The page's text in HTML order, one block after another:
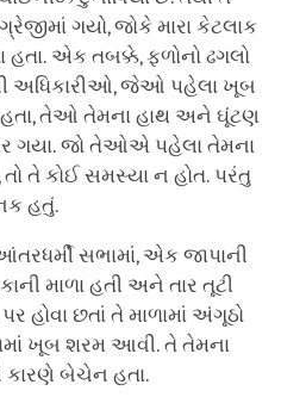
ગયો, જોકે મારા કેટલાક
એક તબક્કે, ફળોનો ઢગલો
અધિકારીઓ, જેઓ પહેલા ખૂબ
તેઓ તેમના હાથ અને ઘૂંટણ
ગયા. જો તેઓએ પહેલા તેમના
તો તે કોઈ સમસ્યા ન હોત. પરંતુ
હતું.
સભામાં, એક જાપાની
માળા હતી અને તાર તૂટી
હોવા છતાં તે માળામાં અંગૂઠો
ખૂબ શરમ આવી. તે તેમના
કારણે બેચેન હતા.